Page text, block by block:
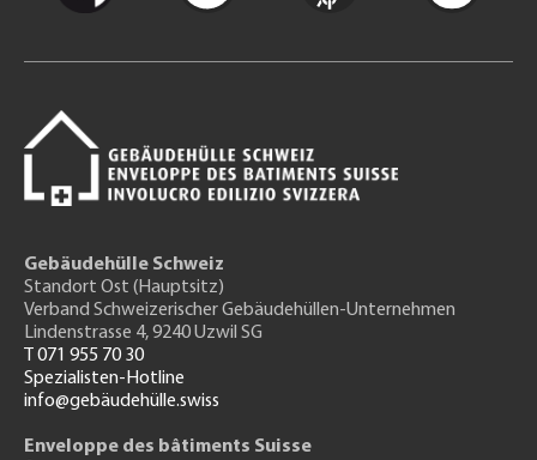
Gebäudehülle Schweiz
Standort Ost (Hauptsitz)
Verband Schweizerischer Gebäudehüllen-Unternehmen
Lindenstrasse 4, 9240 Uzwil SG
T 071 955 70 30
Spezialisten-Hotline
info@gebäudehülle.swiss
Enveloppe des bâtiments Suisse